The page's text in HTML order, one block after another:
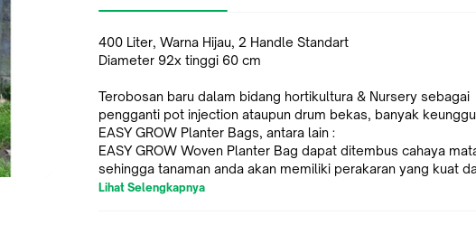
400 Liter, Warna Hijau, 2 Handle Standart
Diameter 92x tinggi 60 cm
Terobosan baru dalam bidang hortikultura & Nursery sebagai
pengganti pot injection ataupun drum bekas, banyak
EASY GROW Planter Bags, antara lain :
EASY GROW Woven Planter Bag dapat ditembus cahaya
sehingga tanaman anda akan memiliki perakaran yang kuat
sehat. Diproduksi dari bahan murni bebas recycle material.
Lihat Selengkapnya